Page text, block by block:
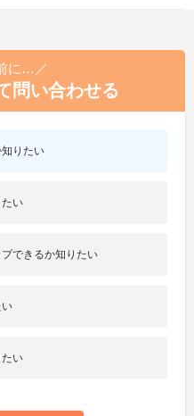
に…／
問い合わせる
りたい
い
できるか知りたい
い